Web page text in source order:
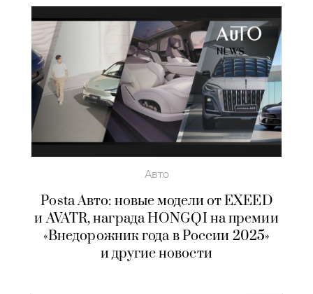
Авто
Posta Авто: новые модели от EXEED
и AVATR, награда HONGQI на премии
«Внедорожник года в России 2025»
и другие новости